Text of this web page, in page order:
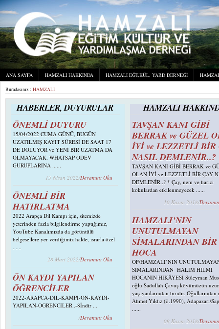
ANA SAYFA HAMZALI HAKKINDA HAMZALI EĞT,KÜL, YARD DERNEĞI
Buradasınız : HAMZALI
HABERLER, DUYURULAR
ÖNEMLİ DUYURU
15/04/2022 CUMA GÜNÜ, BUGÜN
UZATILMIŞ KAYIT SÜRESİ DE SAAT 17
DE DOLUYOR ve YENİ BİR UZATMA DA
OLMAYACAK. WHATSAP ÖDEV
GURUPLARINA ......
15 Nisan 2022/Devamını Oku
ÖNEMLİ BİR
HATIRLATMA
2022 Arapça Dil Kampı için, sitemizde
yeterinden fazla bilgilendirme yaptığımız,
YouTube Kanalımızda da görüntülü
belgesellere yer verdiğimiz halde, ısrarla özel
......
28 Mart 2022/Devamını Oku
ÖN KAYDI YAPILAN
ÖĞRENCİLER
2022-ARAPCA-DIL-KAMPI-ON-KAYDI-
YAPILAN-OGRENCILER..-8İndir ...
/Devamını Oku
HAMZALI
TAVŞAN KANI GİBİ
BERRAK ve GÜZEL
İYİ ve LEZZETLİ BİR
NASIL DEMLENİR..?
TAVŞAN KANI GİBİ BERRAK ve
OLAN İYİ ve LEZZETLİ BİR ÇAY
DEMLENİR..? * Çay, nem ve harici
kokulardan etkilenmeyecek ......
10 Kasım 2018/
HAMZALI’NIN
UNUTULMAYAN
SİMALARINDAN BİR
HOCA
OF/HAMZALI’NIN
SİMALARINDAN HALİM HİLMİ
HOCANIN HİKÂYESİ Süleyman
oğlu Sadullah Çavuş köyümüzün
yaşayanlarından biridir. Oğullarından
Ahmet Yıldız (ö.1990), Adapazarı/
......
09 Kasım 2018/